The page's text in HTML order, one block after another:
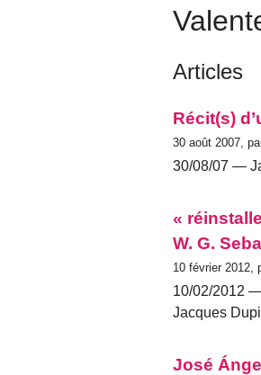
Articles
Récit(s)
30 août 2007,
30/08/07 —
«
W. G.
10 février 2012,
10/02/2012
Jacques
José